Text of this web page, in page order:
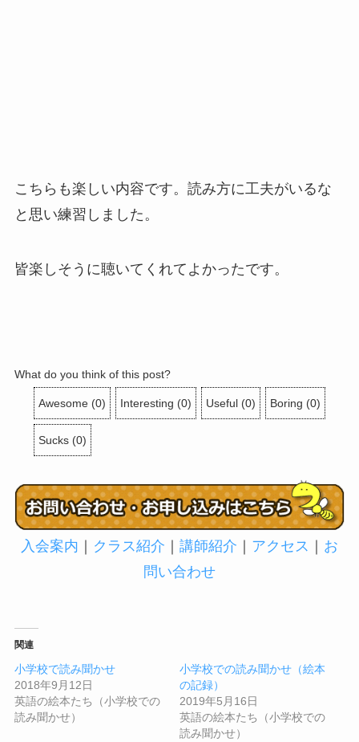
こちらも楽しい内容です。読み方に工夫がいるな
と思い練習しました。
皆楽しそうに聴いてくれてよかったです。
What do you think of this post?
Awesome (0) Interesting (0) Useful (0) Boring (0)
Sucks (0)
入会案内 クラス紹介 講師紹介 アクセス
お
問い合わせ
関連
小学校で読み聞かせ
2018年9月12日
英語の絵本たち（小学校での
読み聞かせ）
小学校での読み聞かせ（絵本
の記録）
2019年5月16日
英語の絵本たち（小学校での
読み聞かせ）